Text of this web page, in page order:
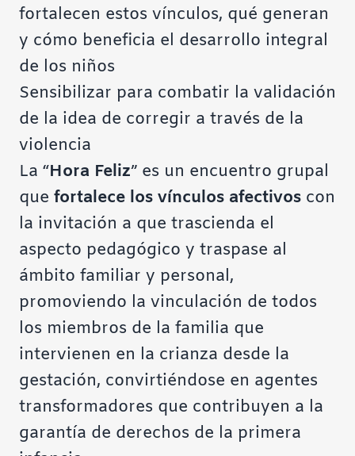
fortalecen estos vínculos, qué generan
y cómo beneficia el desarrollo integral
de los niños
Sensibilizar para combatir la validación
de la idea de corregir a través de la
violencia
La “Hora Feliz” es un encuentro grupal
que fortalece los vínculos afectivos con
la invitación a que trascienda el
aspecto pedagógico y traspase al
ámbito familiar y personal,
promoviendo la vinculación de todos
los miembros de la familia que
intervienen en la crianza desde la
gestación, convirtiéndose en agentes
transformadores que contribuyen a la
garantía de derechos de la primera